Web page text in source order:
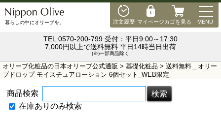
注文履歴 マイページカゴを見る MENU
暮らしの中にオリーブを。
TEL:0570-200-799 受付：平日9:00～17:30
7,000円以上で送料無料 平日14時当日出荷
(※)一部商品除く
オリーブ化粧品の日本オリーブ公式通販 > 基礎化粧品 > 送料無料＿オリー
ブドロップ モイスチュアローション 6個セット_WEB限定
商品検索
在庫ありのみ検索